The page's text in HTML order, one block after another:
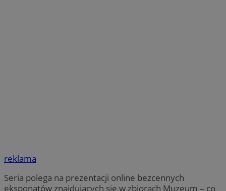
reklama
Seria polega na prezentacji online bezcennych
eksponatów znajdujących się w zbiorach Muzeum – co